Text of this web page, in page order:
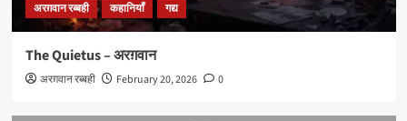
अरग़वान रब्बही कहानियाँ गद्य
The Quietus – अरग़वान
अरग़वान रब्बही February 20, 2026 0